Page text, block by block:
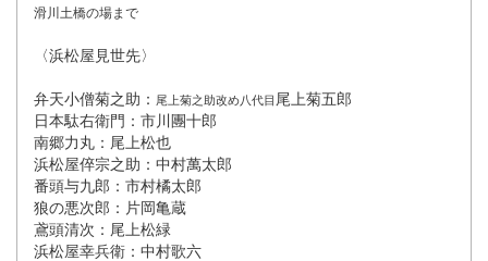
滑川土橋の場まで
〈浜松屋見世先〉
弁天小僧菊之助： 尾上菊之助改め八代目尾上菊五郎
日本駄右衛門：市川團十郎
南郷力丸：尾上松也
浜松屋倅宗之助：中村萬太郎
番頭与九郎：市村橘太郎
狼の悪次郎：片岡亀蔵
鳶頭清次：尾上松緑
浜松屋幸兵衛：中村歌六